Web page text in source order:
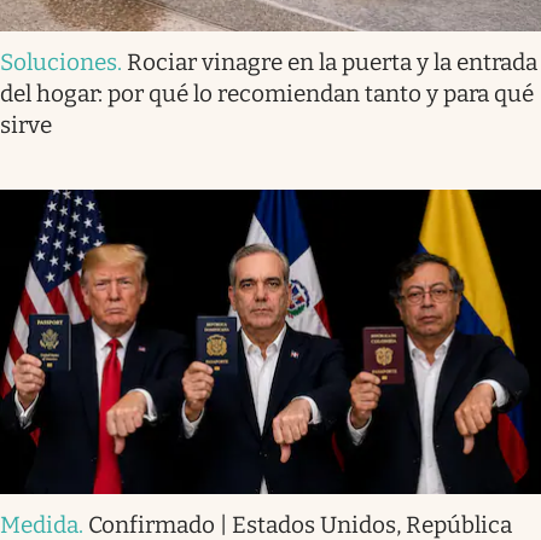
Soluciones. Rociar vinagre en la puerta y la entrada
del hogar: por qué lo recomiendan tanto y para qué
sirve
Medida. Confirmado | Estados Unidos, República